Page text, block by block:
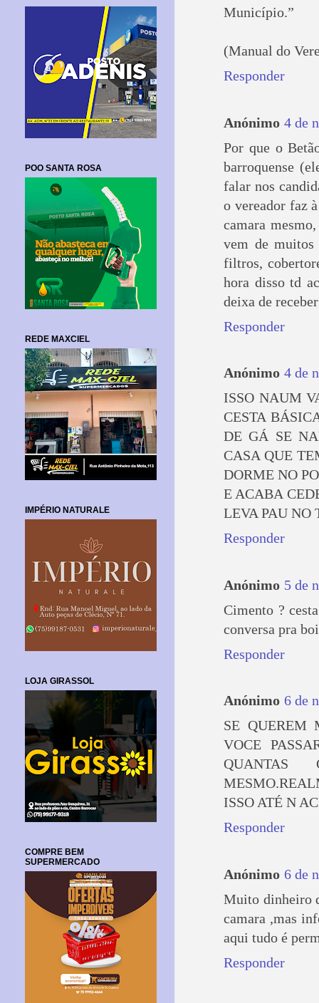
Município.”
(Manual do
Responder
Anónimo 4 de
Por que o
barroquense
falar nos
o vereador faz
camara
vem de muitos
filtros,
hora disso td
deixa de
Responder
Anónimo 4 de
ISSO NAUM
CESTA
DE GÁ SE
CASA QUE
DORME NO
E ACABA
LEVA PAU NO
Responder
Anónimo 5 de
Cimento ?
conversa pra
Responder
Anónimo 6 de
SE QUEREM
VOCE
QUANTAS
ISSO ATÉ N
Responder
Anónimo 6 de
Muito dinheiro
camara ,mas
aqui tudo é
Responder
POO SANTA ROSA
REDE MAXCIEL
IMPÉRIO NATURALE
LOJA GIRASSOL
COMPRE BEM
SUPERMERCADO